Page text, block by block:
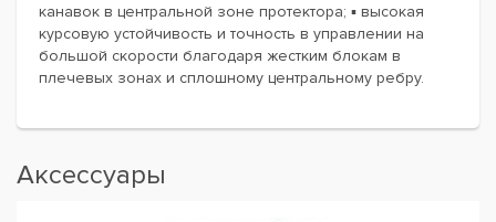
канавок в центральной зоне протектора; ▪ высокая
курсовую устойчивость и точность в управлении на
большой скорости благодаря жестким блокам в
плечевых зонах и сплошному центральному ребру.
Аксессуары